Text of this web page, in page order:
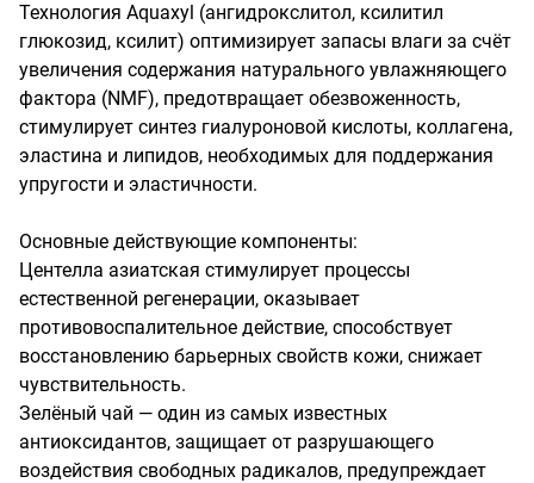
Технология Aquaxyl (ангидрокслитол, ксилитил
глюкозид, ксилит) оптимизирует запасы влаги за счёт
увеличения содержания натурального увлажняющего
фактора (NMF), предотвращает обезвоженность,
стимулирует синтез гиалуроновой кислоты, коллагена,
эластина и липидов, необходимых для поддержания
упругости и эластичности.
Основные действующие компоненты:
Центелла азиатская стимулирует процессы
естественной регенерации, оказывает
противовоспалительное действие, способствует
восстановлению барьерных свойств кожи, снижает
чувствительность.
Зелёный чай — один из самых известных
антиоксидантов, защищает от разрушающего
воздействия свободных радикалов, предупреждает